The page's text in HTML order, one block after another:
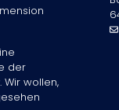
der
Wir wollen,